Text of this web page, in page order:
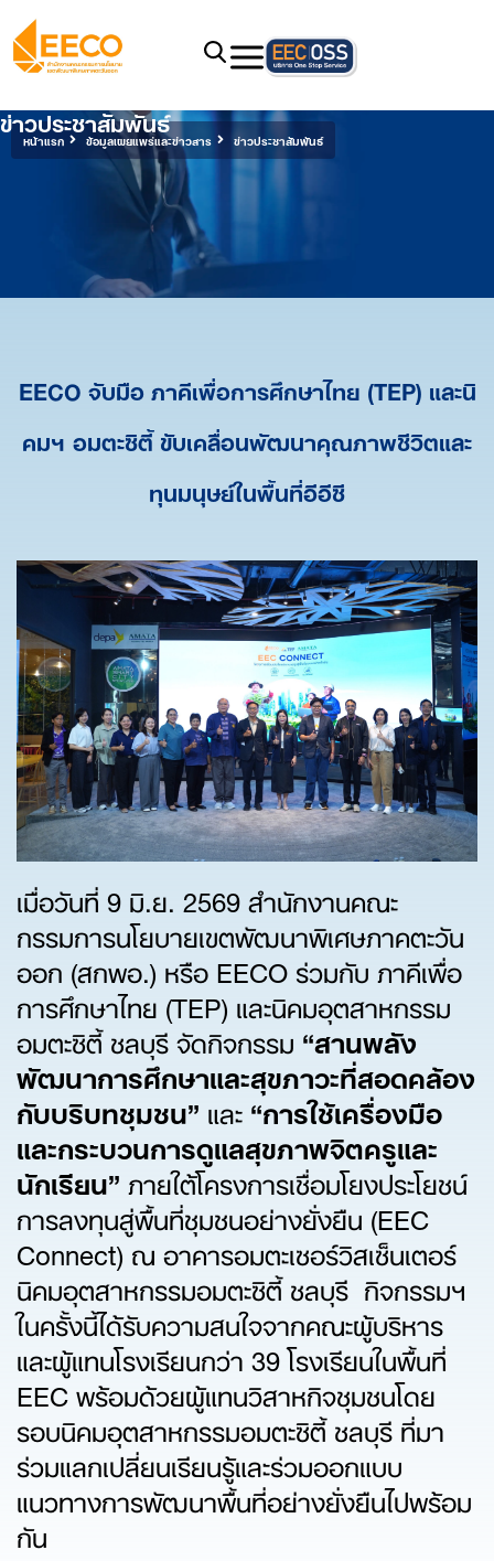
หน้าแรก ข้อมูลเผยแพร่และข่าวสาร ข่าวประชาสัมพันธ์
ข่าวประชาสัมพันธ์
EECO จับมือ ภาคีเพื่อการศึกษาไทย (TEP) และนิ
คมฯ อมตะซิตี้ ขับเคลื่อนพัฒนาคุณภาพชีวิตและ
ทุนมนุษย์ในพื้นที่อีอีซี
เมื่อวันที่ 9 มิ.ย. 2569 สำนักงานคณะ
กรรมการนโยบายเขตพัฒนาพิเศษภาคตะวัน
ออก (สกพอ.) หรือ EECO ร่วมกับ ภาคีเพื่อ
การศึกษาไทย (TEP) และนิคมอุตสาหกรรม
อมตะซิตี้ ชลบุรี จัดกิจกรรม “สานพลัง
พัฒนาการศึกษาและสุขภาวะที่สอดคล้อง
กับบริบทชุมชน” และ“การใช้เครื่องมือ
และกระบวนการดูแลสุขภาพจิตครูและ
นักเรียน”ภายใต้โครงการเชื่อมโยงประโยชน์
การลงทุนสู่พื้นที่ชุมชนอย่างยั่งยืน (EEC
Connect) ณ อาคารอมตะเซอร์วิสเซ็นเตอร์
นิคมอุตสาหกรรมอมตะซิตี้ ชลบุรี กิจกรรมฯ
ในครั้งนี้ได้รับความสนใจจากคณะผู้บริหาร
และผู้แทนโรงเรียนกว่า 39 โรงเรียนในพื้นที่
EEC พร้อมด้วยผู้แทนวิสาหกิจชุมชนโดย
รอบนิคมอุตสาหกรรมอมตะซิตี้ ชลบุรี ที่มา
ร่วมแลกเปลี่ยนเรียนรู้และร่วมออกแบบ
แนวทางการพัฒนาพื้นที่อย่างยั่งยืนไปพร้อม
กัน